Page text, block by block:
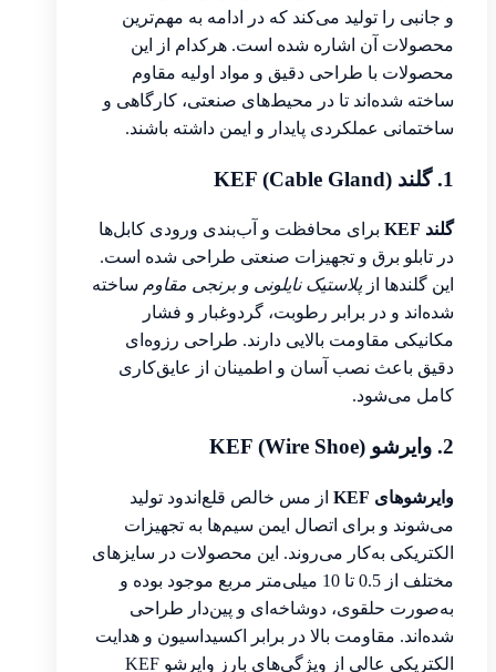
و جانبی را تولید می‌کند که در ادامه به مهم‌ترین
محصولات آن اشاره شده است. هرکدام از این
محصولات با طراحی دقیق و مواد اولیه مقاوم
ساخته شده‌اند تا در محیط‌های صنعتی، کارگاهی و
ساختمانی عملکردی پایدار و ایمن داشته باشند.
1. گلند KEF (Cable Gland)
گلند KEF
برای محافظت و آب‌بندی ورودی کابل‌ها
در تابلو برق و تجهیزات صنعتی طراحی شده است.
این گلندها ازپلاستیک نایلونی و برنجی مقاوم ساخته
شده‌اند و در برابر رطوبت، گردوغبار و فشار
مکانیکی مقاومت بالایی دارند. طراحی رزوه‌ای
دقیق باعث نصب آسان و اطمینان از عایق‌کاری
کامل می‌شود.
2. وایرشو KEF (Wire Shoe)
وایرشوهای KEF
از مس خالص قلع‌اندود تولید
می‌شوند و برای اتصال ایمن سیم‌ها به تجهیزات
الکتریکی به‌کار می‌روند. این محصولات در سایزهای
مختلف از 0.5 تا 10 میلی‌متر مربع موجود بوده و
به‌صورت حلقوی، دوشاخه‌ای و پین‌دار طراحی
شده‌اند. مقاومت بالا در برابر اکسیداسیون و هدایت
الکتریکی عالی از ویژگی‌های بارز وایرشو KEF